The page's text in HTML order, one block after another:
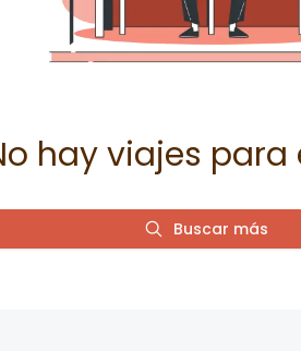
hay viajes para
Buscar más